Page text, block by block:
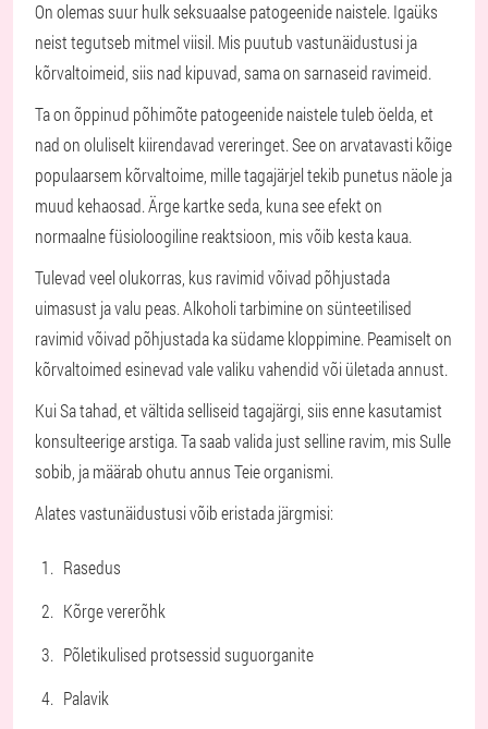
On olemas suur hulk seksuaalse patogeenide naistele. Igaüks
neist tegutseb mitmel viisil. Mis puutub vastunäidustusi ja
kõrvaltoimeid, siis nad kipuvad, sama on sarnaseid ravimeid.
Ta on õppinud põhimõte patogeenide naistele tuleb öelda, et
nad on oluliselt kiirendavad vereringet. See on arvatavasti kõige
populaarsem kõrvaltoime, mille tagajärjel tekib punetus näole ja
muud kehaosad. Ärge kartke seda, kuna see efekt on
normaalne füsioloogiline reaktsioon, mis võib kesta kaua.
Tulevad veel olukorras, kus ravimid võivad põhjustada
uimasust ja valu peas. Alkoholi tarbimine on sünteetilised
ravimid võivad põhjustada ka südame kloppimine. Peamiselt on
kõrvaltoimed esinevad vale valiku vahendid või ületada annust.
Kui Sa tahad, et vältida selliseid tagajärgi, siis enne kasutamist
konsulteerige arstiga. Ta saab valida just selline ravim, mis Sulle
sobib, ja määrab ohutu annus Teie organismi.
Alates vastunäidustusi võib eristada järgmisi:
Rasedus
Kõrge vererõhk
Põletikulised protsessid suguorganite
Palavik